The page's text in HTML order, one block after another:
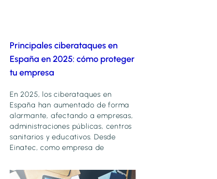
Principales ciberataques en
España en 2025: cómo proteger
tu empresa
En 2025, los ciberataques en
España han aumentado de forma
alarmante, afectando a empresas,
administraciones públicas, centros
sanitarios y educativos. Desde
Einatec, como empresa de